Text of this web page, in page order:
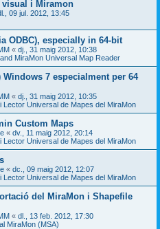
i Miramon
09 jul. 2012, 13:45
ODBC), especially in 64-bit
« dj., 31 maig 2012, 10:38
MiraMon Universal Map Reader
Windows 7 especialment per 64
« dj., 31 maig 2012, 10:35
Lector Universal de Mapes del MiraMon
Custom Maps
« dv., 11 maig 2012, 20:14
Lector Universal de Mapes del MiraMon
« dc., 09 maig 2012, 12:07
Lector Universal de Mapes del MiraMon
del MiraMon i Shapefile
« dl., 13 feb. 2012, 17:30
MiraMon (MSA)